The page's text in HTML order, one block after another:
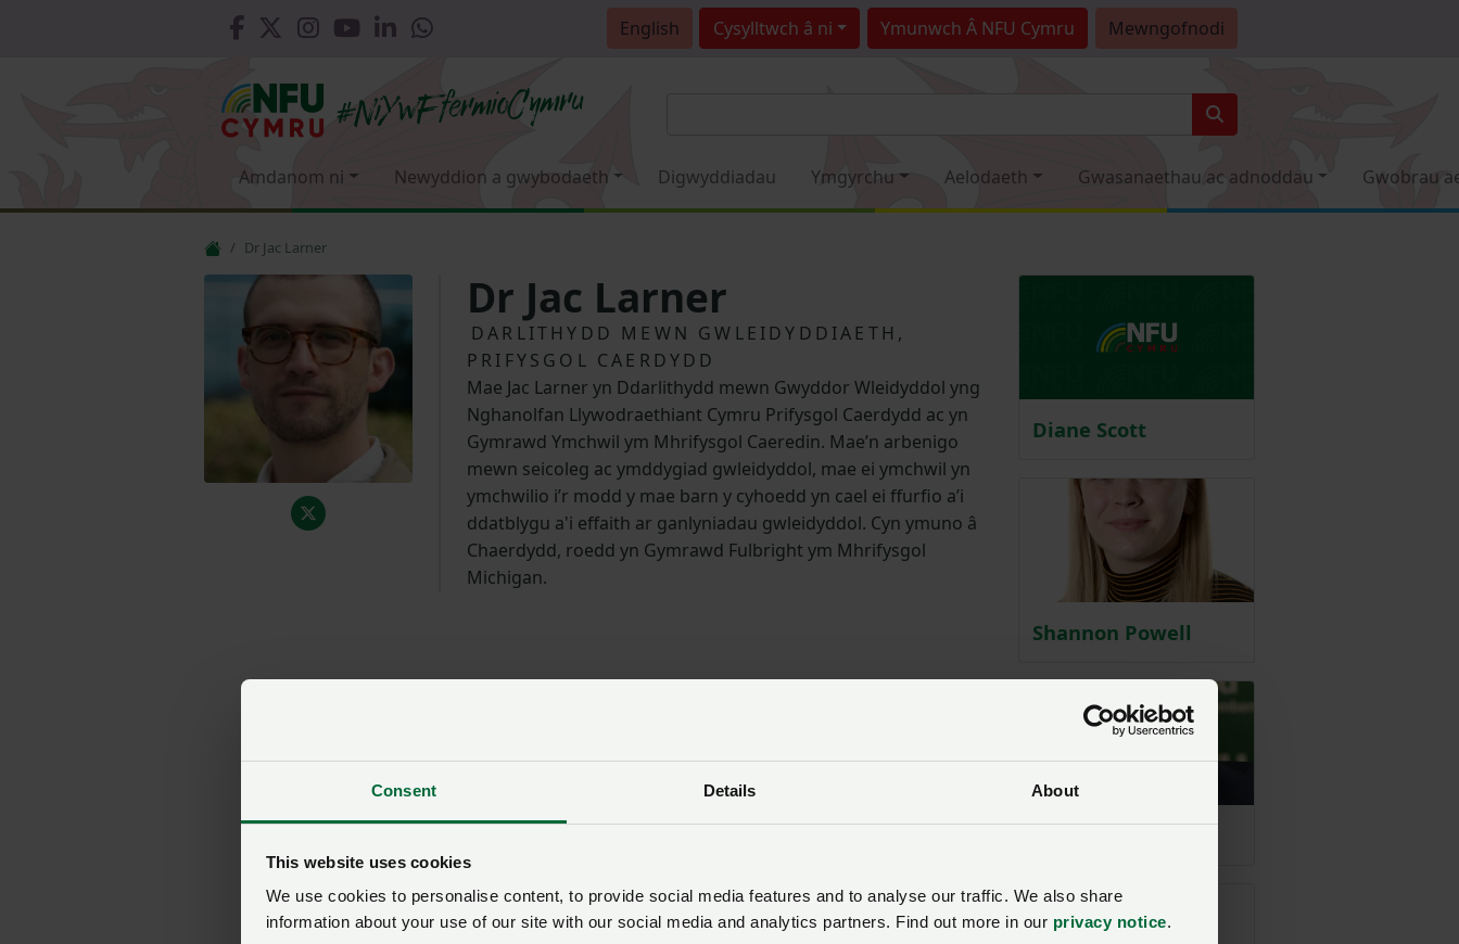
Consent Details About
This website uses cookies
We use cookies to personalise content, to provide social media features and to analyse our traffic. We also share
information about your use of our site with our social media and analytics partners. Find out more in our privacy notice.
English Cysylltwch â ni Ymunwch Â NFU Cymru Mewngofnodi
Amdanom ni Newyddion a gwybodaeth Digwyddiadau Ymgyrchu Aelodaeth Gwasanaethau ac adnoddau Gwobrau
Dr Jac Larner
Dr Jac Larner
DARLITHYDD MEWN GWLEIDYDDIAETH,
PRIFYSGOL CAERDYDD
Mae Jac Larner yn Ddarlithydd mewn Gwyddor Wleidyddol yng
Nghanolfan Llywodraethiant Cymru Prifysgol Caerdydd ac yn
Gymrawd Ymchwil ym Mhrifysgol Caeredin. Mae’n arbenigo
mewn seicoleg ac ymddygiad gwleidyddol, mae ei ymchwil yn
ymchwilio i’r modd y mae barn y cyhoedd yn cael ei ffurfio a’i
ddatblygu a'i effaith ar ganlyniadau gwleidyddol. Cyn ymuno â
Chaerdydd, roedd yn Gymrawd Fulbright ym Mhrifysgol
Michigan.
Diane Scott
Shannon Powell